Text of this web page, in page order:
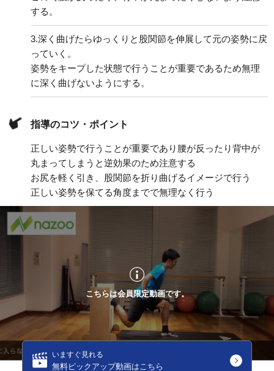
する。
3.深く曲げたらゆっくりと股関節を伸展して元の姿勢に戻
っていく。
姿勢をキープした状態で行うことが重要であるため無理
に深く曲げないようにする。
指導のコツ・ポイント
正しい姿勢で行うことが重要であり腰が反ったり背中が
丸まってしまうと逆効果のため注意する
お尻を軽く引き、股関節を折り曲げるイメージで行う
正しい姿勢を保てる角度までで無理なく行う
こちらは会員限定動画です。
いますぐ見れる
無料ピックアップ動画はこちら